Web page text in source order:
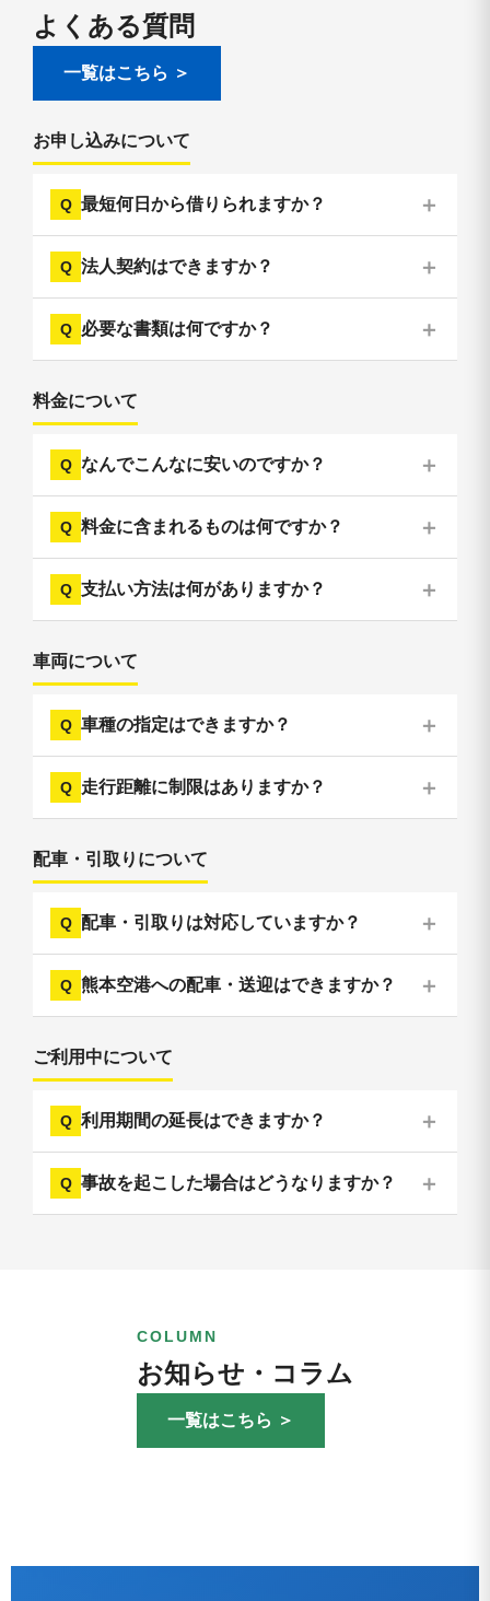
よくある質問
一覧はこちら ＞
お申し込みについて
最短何日から借りられますか？
法人契約はできますか？
必要な書類は何ですか？
料金について
なんでこんなに安いのですか？
料金に含まれるものは何ですか？
支払い方法は何がありますか？
車両について
車種の指定はできますか？
走行距離に制限はありますか？
配車・引取りについて
配車・引取りは対応していますか？
熊本空港への配車・送迎はできますか？
ご利用中について
利用期間の延長はできますか？
事故を起こした場合はどうなりますか？
COLUMN
お知らせ・コラム
一覧はこちら ＞